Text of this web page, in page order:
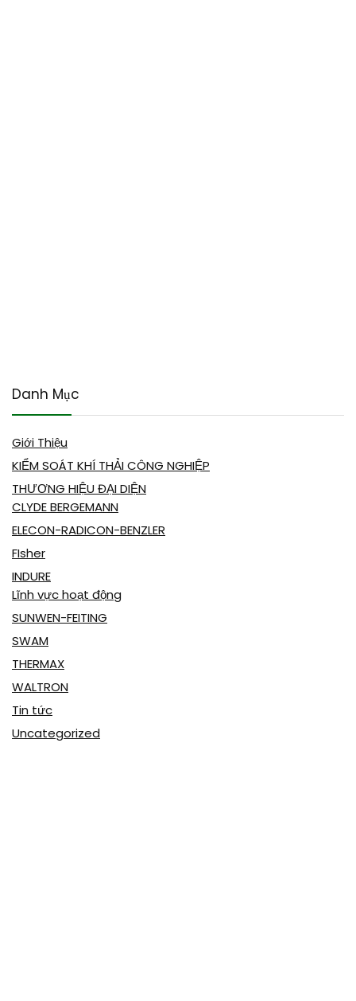
Danh Mục
Giới Thiệu
KIỂM SOÁT KHÍ THẢI CÔNG NGHIỆP
THƯƠNG HIỆU ĐẠI DIỆN
CLYDE BERGEMANN
ELECON-RADICON-BENZLER
FIsher
INDURE
Lĩnh vực hoạt động
SUNWEN-FEITING
SWAM
THERMAX
WALTRON
Tin tức
Uncategorized